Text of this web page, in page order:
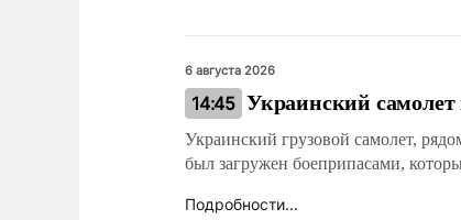
6 августа 2026
14:45 Украинский самолет
Украинский грузовой самолет,
был загружен боеприпасами,
Подробности...